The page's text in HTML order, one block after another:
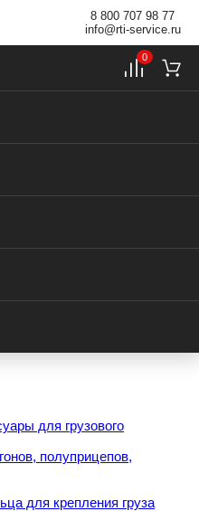
8 800 707 98 77
info@rti-service.ru
0
для грузового
полуприцепов,
для крепления груза